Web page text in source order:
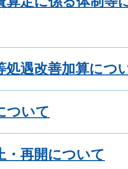
処遇改善加算につ
ついて
・再開について